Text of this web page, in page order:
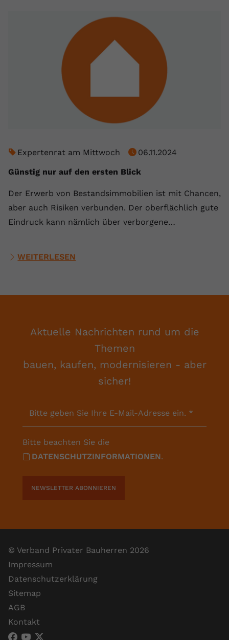
Expertenrat am Mittwoch
06.11.2024
Günstig nur auf den ersten Blick
Der Erwerb von Bestandsimmobilien ist mit Chancen,
aber auch Risiken verbunden. Der oberflächlich gute
Eindruck kann nämlich über verborgene…
WEITERLESEN
Aktuelle Nachrichten rund um die
Themen
bauen, kaufen, modernisieren - aber
sicher!
Bitte geben Sie Ihre E-Mail-Adresse ein. *
Bitte beachten Sie die
DATENSCHUTZINFORMATIONEN.
NEWSLETTER ABONNIEREN
© Verband Privater Bauherren 2026
Impressum
Datenschutzerklärung
Sitemap
AGB
Kontakt